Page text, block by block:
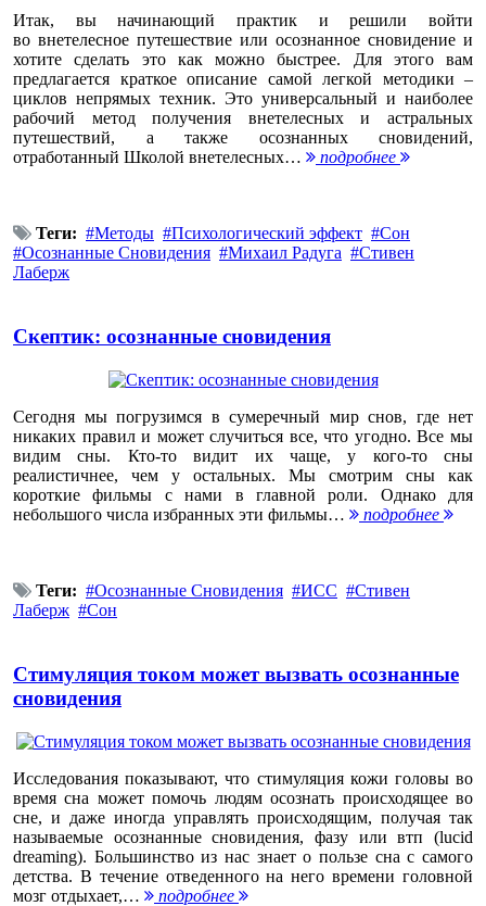
Итак, вы начинающий практик и решили войти
во внетелесное путешествие или осознанное сновидение и
хотите сделать это как можно быстрее. Для этого вам
предлагается краткое описание самой легкой методики –
циклов непрямых техник. Это универсальный и наиболее
рабочий метод получения внетелесных и астральных
путешествий, а также осознанных сновидений,
отработанный Школой внетелесных…
подробнее
Теги: Методы Психологический эффект
Сон
Осознанные Сновидения
Михаил Радуга
Стивен
Лаберж
Скептик: осознанные сновидения
Сегодня мы погрузимся в сумеречный мир снов, где нет
никаких правил и может случиться все, что угодно. Все мы
видим сны. Кто-то видит их чаще, у кого-то сны
реалистичнее, чем у остальных. Мы смотрим сны как
короткие фильмы с нами в главной роли. Однако для
небольшого числа избранных эти фильмы…
подробнее
Теги: Осознанные Сновидения ИСС
Стивен
Лаберж
Сон
Стимуляция током может вызвать осознанные
сновидения
Исследования показывают, что стимуляция кожи головы во
время сна может помочь людям осознать происходящее во
сне, и даже иногда управлять происходящим, получая так
называемые осознанные сновидения, фазу или втп (lucid
dreaming). Большинство из нас знает о пользе сна с самого
детства. В течение отведенного на него времени головной
мозг отдыхает,…
подробнее